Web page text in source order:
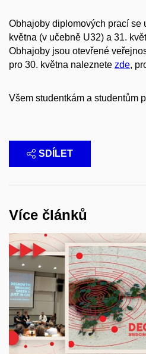
Obhajoby diplomových prací se
května (v učebně U32) a 31.
Obhajoby jsou otevřené
pro 30. května naleznete zde,
Všem studentkám a studentům
SDÍLET
Více článků